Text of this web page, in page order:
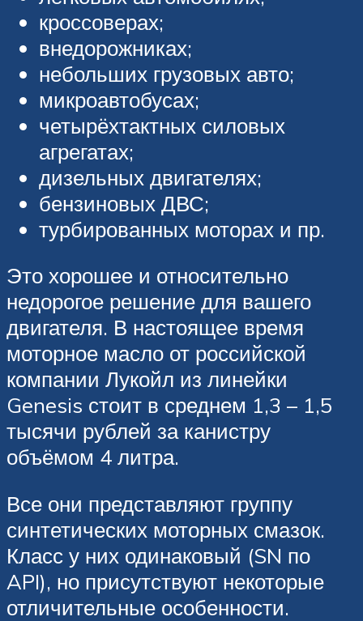
кроссоверах;
внедорожниках;
небольших грузовых авто;
микроавтобусах;
четырёхтактных силовых
агрегатах;
дизельных двигателях;
бензиновых ДВС;
турбированных моторах и пр.
Это хорошее и относительно
недорогое решение для вашего
двигателя. В настоящее время
моторное масло от российской
компании Лукойл из линейки
Genesis стоит в среднем 1,3 – 1,5
тысячи рублей за канистру
объёмом 4 литра.
Все они представляют группу
синтетических моторных смазок.
Класс у них одинаковый (SN по
API), но присутствуют некоторые
отличительные особенности.